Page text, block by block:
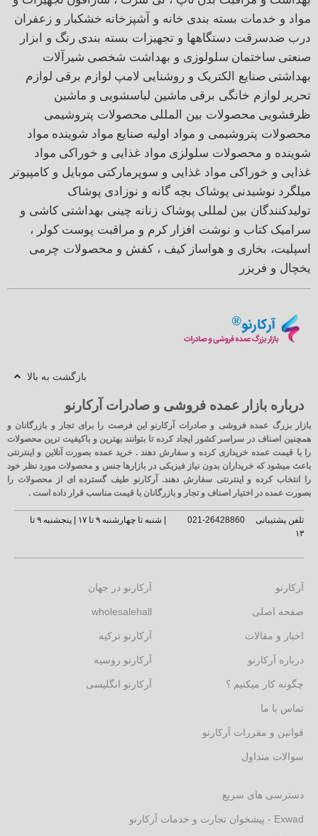
مواد و خدمات بسته بندی خانه و آشپزخانه خشکبار و زعفران
درب ضدسرقت دستگاهها و تجهیزات بسته بندی رنگ و ابزار
صنعتی ساختمان سلولوزی و بهداشت شخصی شیرآلات
بهداشتی صنایع الکتریک و روشنایی لامپ لوازم برقی لوازم
تحریر لوازم خانگی برقی ماشین لباسشویی و ماشین
ظرفشویی محصولات بین المللی محصولات پتروشیمی
محصولات پتروشیمی و مواد اولیه صنایع مواد شوینده مواد
شوینده و محصولات سلولزی مواد غذایی و خوراکی مواد
غذایی و خوراکی مواد غذایی و سوپرمارکتی موبایل و کامپیوتر
میلگرد نوشیدنی پوشاک بچه گانه و نوزادی پوشاک
تولیدکنندگان بین لمللی پوشاک زنانه چینی بهداشتی کاشی و
سرامیک کتاب و نوشت افزار کرم و مراقبت پوست کولر ،
اسپلیت، بخاری و هواساز کیف ، کفش و محصولات چرمی
یخچال و فریزر
بازگشت به بالا
درباره بازار عمده فروشی و صادرات آرکارنو
بازار بزرگ عمده فروشی و صادرات آرکارنو این فرصت را برای تجار و بازرگانان و
همچنین اصناف در سراسر کشور ایجاد کرده تا بتوانند بهترین و باکیفیت ترین محصولات
را با قیمت عمده خریداری کرده و سفارش دهند . خرید عمده بصورت آنلاین و اینترنتی
باعث میشود که خریداران بدون نیاز فیزیکی در بازارها جنس و محصولات مورد نظر خود
را انتخاب کرده و اینترنتی سفارش دهند. آرکارنو طیف گسترده ای از محصولات را
بصورت عمده در اختیار اصناف و تجار و بازرگانان با قیمت مناسب قرار داده است .
تلفن پشتیبانی 26428860-021
| شنبه تا چهارشنبه ۹ تا ۱۷ | پنجشنبه ۹ تا
۱۳
آرکارنو
صفحه اصلی
اخبار و مقالات
درباره آرکارنو
چگونه کار میکنیم ؟
تماس با ما
قوانین و مقررات آرکارنو
سوالات متداول
آرکارنو در جهان
wholesalehall
آرکارنو ترکیه
آرکارنو روسیه
آرکارنو انگلیسی
دسترسی های سریع
Exwad - پیشخوان تجارت و خدمات آرکارنو